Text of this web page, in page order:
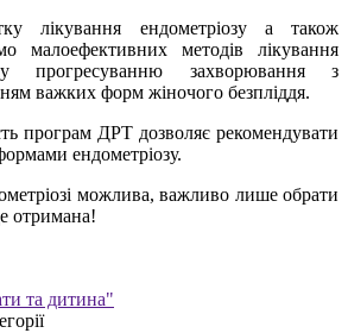
лікування ендометріозу а також
малоефективних методів лікування
прогресуванню захворювання з
важких форм жіночого безпліддя.
програм ДРТ дозволяє рекомендувати
ендометріозу.
можлива, важливо лише обрати
отримана!
та дитина"